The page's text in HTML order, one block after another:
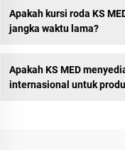
Apakah kursi roda KS
jangka waktu lama?
Apakah KS MED
internasional untuk